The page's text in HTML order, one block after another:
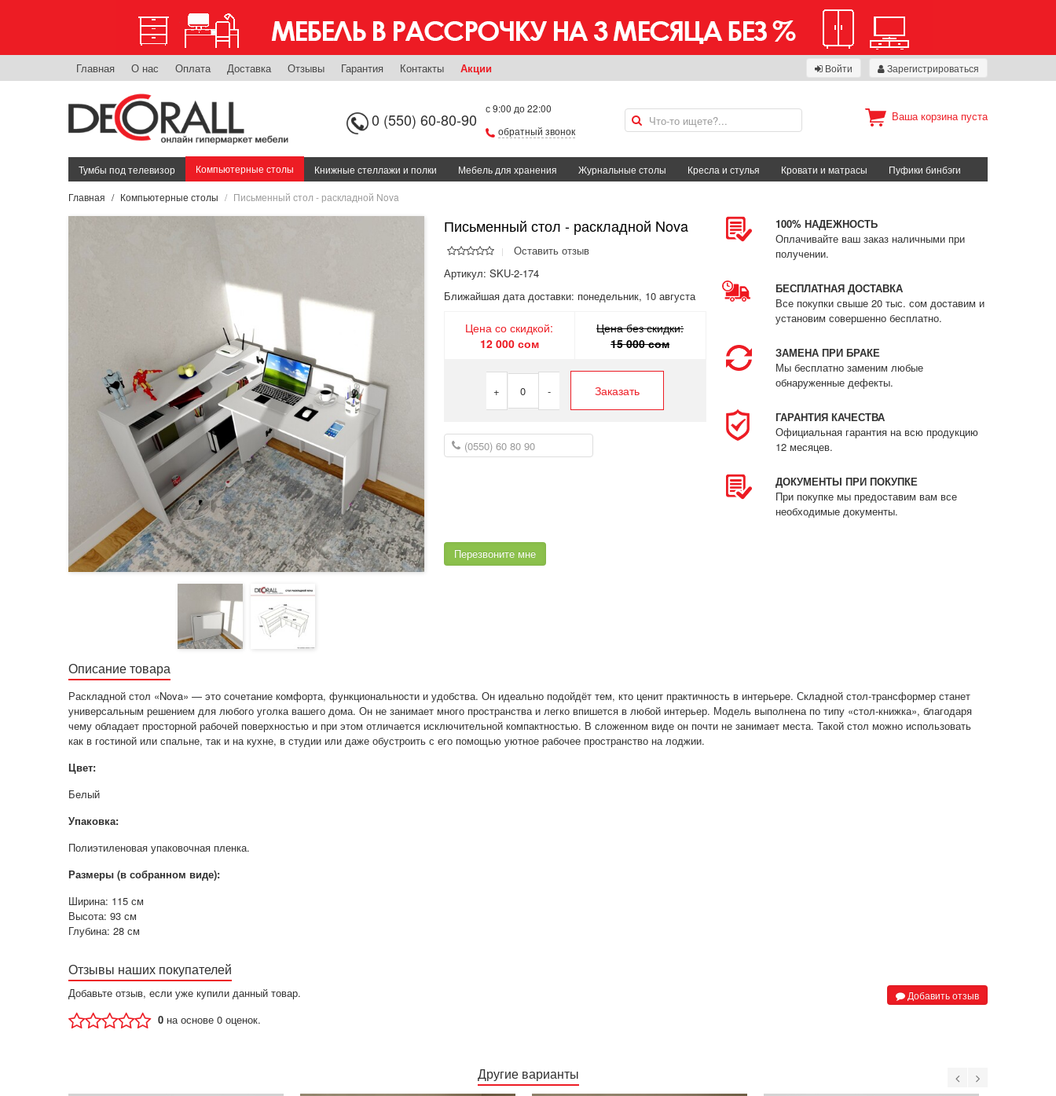
Главная О нас Оплата Доставка Отзывы Гарантия Контакты Акции Войти Зарегистрироваться
0 (550) 60-80-90
с 9:00 до 22:00
обратный звонок
Ваша корзина пуста
Тумбы под телевизор Компьютерные столы Книжные стеллажи и полки Мебель для хранения Журнальные столы Кресла и стулья Кровати и матрасы Пуфики бинбэги
Главная Компьютерные столы Письменный стол - раскладной Nova
Письменный стол - раскладной Nova
Оставить отзыв
Артикул: SKU-2-174
Ближайшая дата доставки: понедельник, 10 августа
Цена со скидкой:
12 000 сом
Цена без скидки:
15 000 сом
+ 0 - Заказать
Перезвоните мне
100% НАДЕЖНОСТЬ
Оплачивайте ваш заказ наличными при
получении.
БЕСПЛАТНАЯ ДОСТАВКА
Все покупки свыше 20 тыс. сом доставим и
установим совершенно бесплатно.
ЗАМЕНА ПРИ БРАКЕ
Мы бесплатно заменим любые
обнаруженные дефекты.
ГАРАНТИЯ КАЧЕСТВА
Официальная гарантия на всю продукцию
12 месяцев.
ДОКУМЕНТЫ ПРИ ПОКУПКЕ
При покупке мы предоставим вам все
необходимые документы.
Описание товара
Раскладной стол «Nova» — это сочетание комфорта, функциональности и удобства. Он идеально подойдёт тем, кто ценит практичность в интерьере. Складной стол-трансформер станет
универсальным решением для любого уголка вашего дома. Он не занимает много пространства и легко впишется в любой интерьер. Модель выполнена по типу «стол-книжка», благодаря
чему обладает просторной рабочей поверхностью и при этом отличается исключительной компактностью. В сложенном виде он почти не занимает места. Такой стол можно использовать
как в гостиной или спальне, так и на кухне, в студии или даже обустроить с его помощью уютное рабочее пространство на лоджии.
Цвет:
Белый
Упаковка:
Полиэтиленовая упаковочная пленка.
Размеры (в собранном виде):
Ширина: 115 см
Высота: 93 см
Глубина: 28 см
Отзывы наших покупателей
Добавьте отзыв, если уже купили данный товар. Добавить отзыв
0 на основе 0 оценок.
Другие варианты